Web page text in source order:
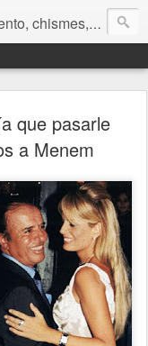
calientes, fotos, videos, paranormal y ¡más!
que pasarle
a Menem